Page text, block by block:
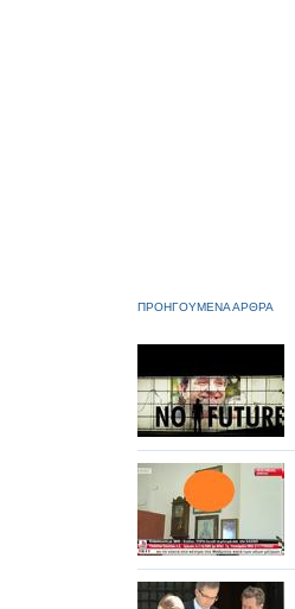
ΠΡΟΗΓΟΥΜΕΝΑ ΑΡΘΡΑ